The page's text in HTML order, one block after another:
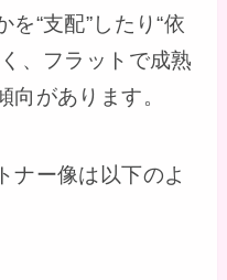
“支配”したり“依
、フラットで成熟
向があります。
ナー像は以下のよ